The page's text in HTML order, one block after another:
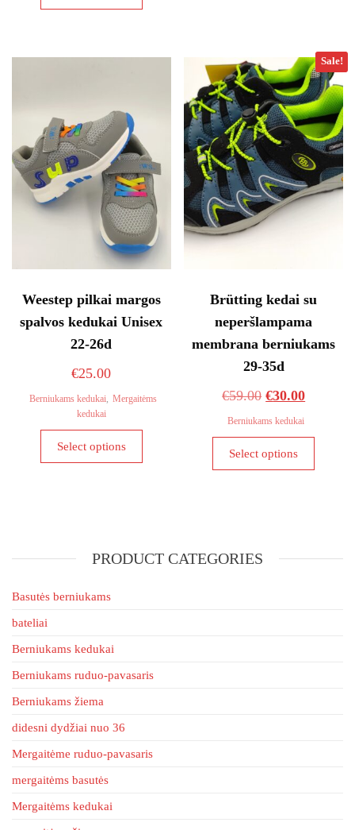
variants.
chosen
on
the
product
page
The
options
may
be
chosen
on
the
product
Weestep pilkai margos
spalvos kedukai Unisex
22-26d
€25.00
Berniukams kedukai, Mergaitėms
kedukai
Select options
This
may
page
Sale!
Brütting kedai su
neperšlampama
membrana berniukams
29-35d
€59.00 Original
price
was:
€59.00.
€30.00Current
is:
Berniukams kedukai
Select options
options
PRODUCT CATEGORIES
Basutės berniukams
bateliai
Berniukams kedukai
Berniukams ruduo-pavasaris
Berniukams žiema
didesni dydžiai nuo 36
Mergaitėme ruduo-pavasaris
mergaitėms basutės
Mergaitėms kedukai